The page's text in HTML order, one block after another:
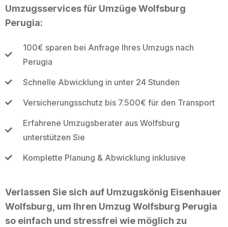
Umzugsservices für Umzüge Wolfsburg
Perugia:
100€ sparen bei Anfrage Ihres Umzugs nach
Perugia
Schnelle Abwicklung in unter 24 Stunden
Versicherungsschutz bis 7.500€ für den Transport
Erfahrene Umzugsberater aus Wolfsburg
unterstützen Sie
Komplette Planung & Abwicklung inklusive
Verlassen Sie sich auf Umzugskönig Eisenhauer
Wolfsburg, um Ihren Umzug Wolfsburg Perugia
so einfach und stressfrei wie möglich zu